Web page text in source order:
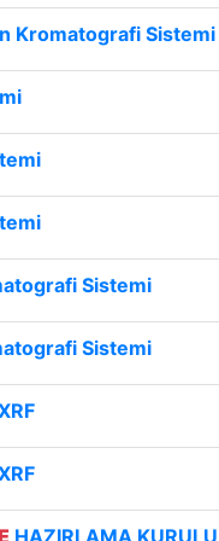
Kromatografi Sistemi
Sistemi
Sistemi
HAZIRLAMA